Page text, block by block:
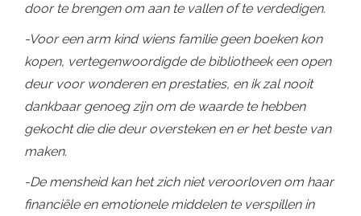
door te brengen om aan te vallen of te verdedigen.
-Voor een arm kind wiens familie geen boeken kon
kopen, vertegenwoordigde de bibliotheek een open
deur voor wonderen en prestaties, en ik zal nooit
dankbaar genoeg zijn om de waarde te hebben
gekocht die die deur oversteken en er het beste van
maken.
-De mensheid kan het zich niet veroorloven om haar
financiële en emotionele middelen te verspillen in